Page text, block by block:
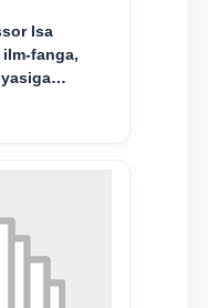
Isa
fanga,